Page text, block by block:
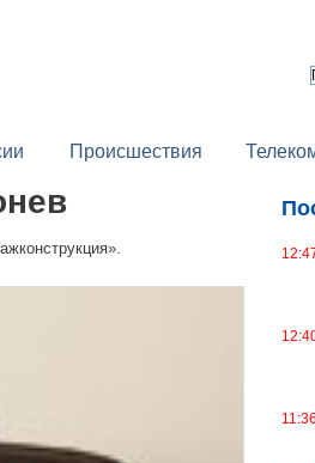
Происшествия
11:36